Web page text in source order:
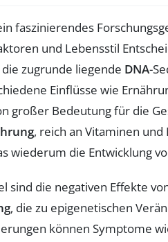
faszinierendes
und Lebensstil
zugrunde liegende DNA-
Einflüsse wie
großer Bedeutung für die
, reich an Vitaminen
wiederum die Entwicklung
sind die negativen Effekte
, die zu epigenetischen
können Symptome